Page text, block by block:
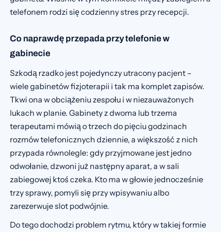
telefonem rodzi się codzienny stres przy recepcji.
Co naprawdę przepada przy telefonie w
gabinecie
Szkodą rzadko jest pojedynczy utracony pacjent –
wiele gabinetów fizjoterapii i tak ma komplet zapisów.
Tkwi ona w obciążeniu zespołu i w niezauważonych
lukach w planie. Gabinety z dwoma lub trzema
terapeutami mówią o trzech do pięciu godzinach
rozmów telefonicznych dziennie, a większość z nich
przypada równolegle: gdy przyjmowane jest jedno
odwołanie, dzwoni już następny aparat, a w sali
zabiegowej ktoś czeka. Kto ma w głowie jednocześnie
trzy sprawy, pomyli się przy wpisywaniu albo
zarezerwuje slot podwójnie.
Do tego dochodzi problem rytmu, który w takiej formie